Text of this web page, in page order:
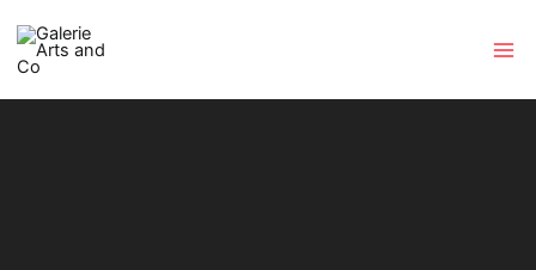
au
contenu